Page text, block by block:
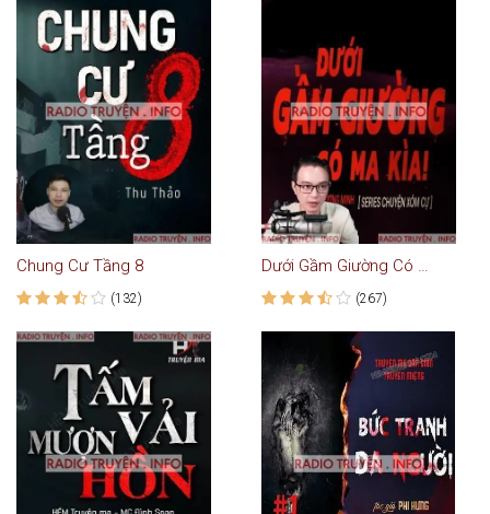
Chung Cư Tầng 8
(132)
Dưới Gầm Giường Có Ma
(267)